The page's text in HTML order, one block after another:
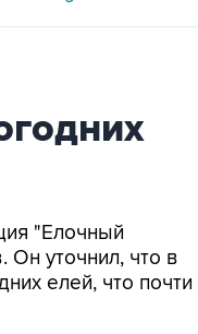
"Елочный
уточнил, что в
елей, что почти